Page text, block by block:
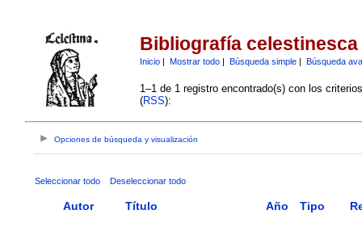
Bibliografía celestinesca
Inicio| Mostrar todo| Búsqueda simple| Búsqueda
1–1 de 1 registro encontrado(s) con los
(RSS):
Opciones de búsqueda y visualización
Seleccionar todo Deseleccionar todo
Autor Título Año Tipo